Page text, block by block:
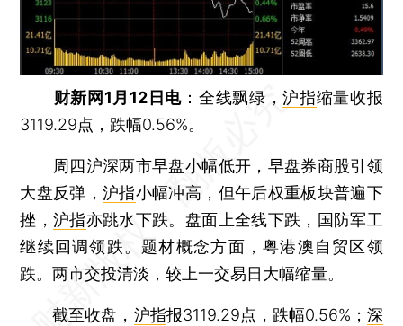
财新网1月12日电 ：全线飘绿，沪指缩量收报
3119.29点，跌幅0.56%。
周四沪深两市早盘小幅低开，早盘券商股引领
大盘反弹，沪指小幅冲高，但午后权重板块普遍下
挫，沪指亦跳水下跌。盘面上全线下跌，国防军工
继续回调领跌。题材概念方面，粤港澳自贸区领
跌。两市交投清淡，较上一交易日大幅缩量。
截至收盘， 沪指报3119.29点，跌幅0.56%； 深